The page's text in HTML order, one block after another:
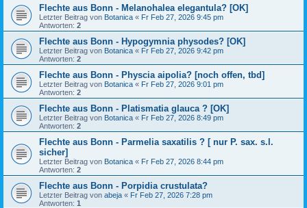
Flechte aus Bonn - Melanohalea elegantula? [OK]
Letzter Beitrag von Botanica « Fr Feb 27, 2026 9:45 pm
Antworten: 2
Flechte aus Bonn - Hypogymnia physodes? [OK]
Letzter Beitrag von Botanica « Fr Feb 27, 2026 9:42 pm
Antworten: 2
Flechte aus Bonn - Physcia aipolia? [noch offen, tbd]
Letzter Beitrag von Botanica « Fr Feb 27, 2026 9:01 pm
Antworten: 2
Flechte aus Bonn - Platismatia glauca ? [OK]
Letzter Beitrag von Botanica « Fr Feb 27, 2026 8:49 pm
Antworten: 2
Flechte aus Bonn - Parmelia saxatilis ? [ nur P. sax. s.l.
sicher]
Letzter Beitrag von Botanica « Fr Feb 27, 2026 8:44 pm
Antworten: 2
Flechte aus Bonn - Porpidia crustulata?
Letzter Beitrag von abeja « Fr Feb 27, 2026 7:28 pm
Antworten: 1